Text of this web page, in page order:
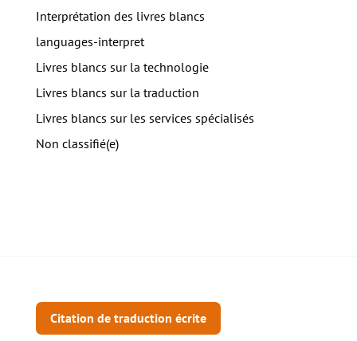
Interprétation des livres blancs
languages-interpret
Livres blancs sur la technologie
Livres blancs sur la traduction
Livres blancs sur les services spécialisés
Non classifié(e)
Citation de traduction écrite